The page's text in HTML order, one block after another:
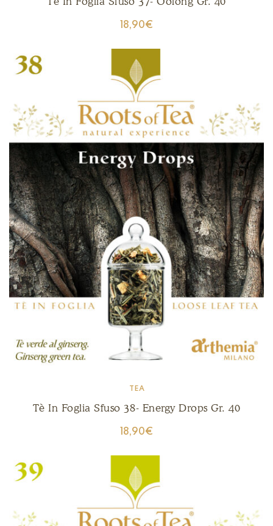
18,90€
TEA
Tè In Foglia Sfuso 38- Energy Drops Gr. 40
18,90€